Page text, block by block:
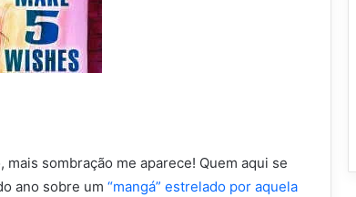
sombração me aparece! Quem aqui se
ano sobre um “mangá” estrelado por aquela